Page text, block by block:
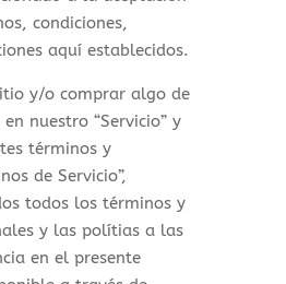
condiciones,
aquí establecidos.
y/o comprar algo de
nuestro “Servicio” y
términos y
de Servicio”,
todos los términos y
y las polítias a las
en el presente